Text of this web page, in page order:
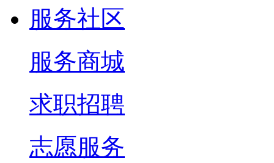
服务社区
服务商城
求职招聘
志愿服务